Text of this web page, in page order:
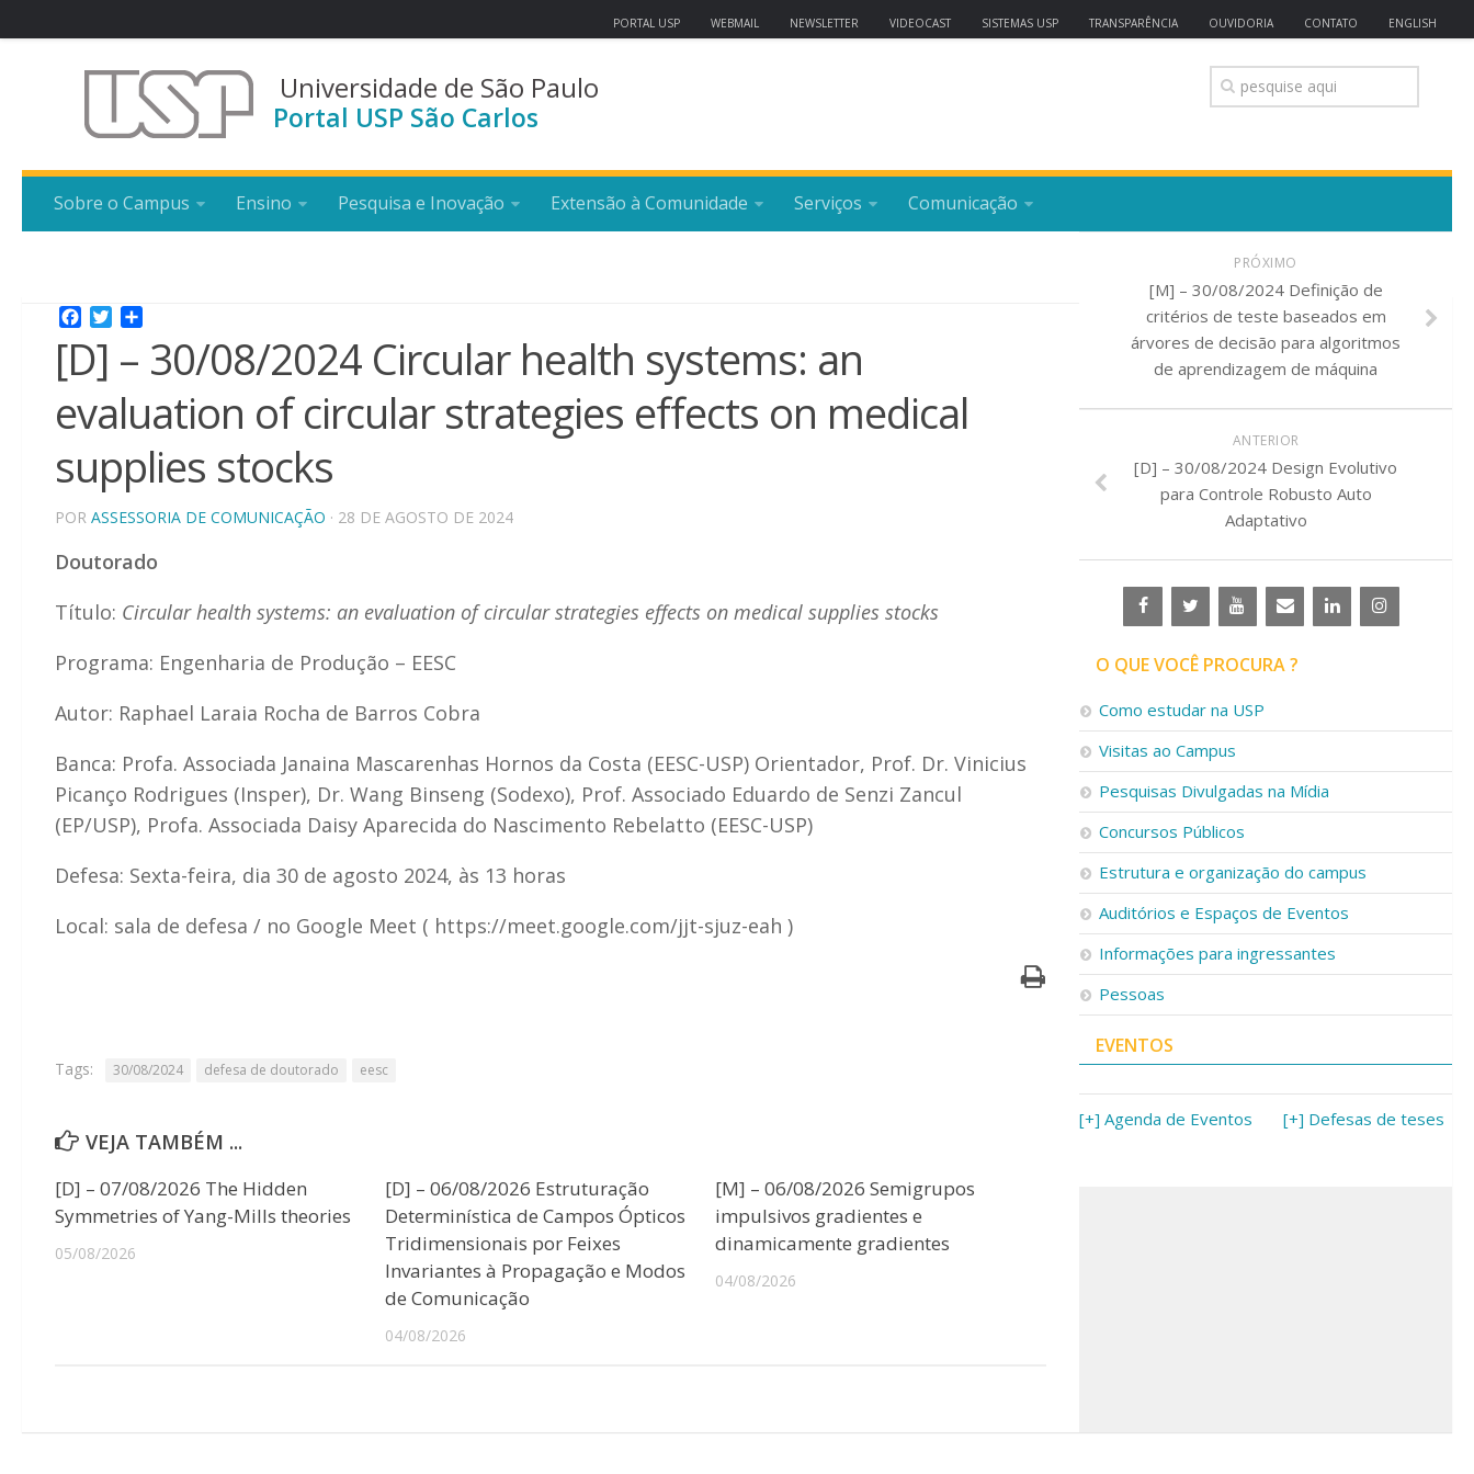
PORTAL USP WEBMAIL NEWSLETTER VIDEOCAST SISTEMAS USP TRANSPARÊNCIA OUVIDORIA CONTATO ENGLISH
Universidade de São Paulo
Portal USP São Carlos
Sobre o Campus Ensino Pesquisa e Inovação Extensão à Comunidade Serviços Comunicação
Facebook
Twitter
[D] – 30/08/2024 Circular health systems: an
evaluation of circular strategies effects on medical
supplies stocks
POR ASSESSORIA DE COMUNICAÇÃO · 28 DE AGOSTO DE 2024
Doutorado
Título: Circular health systems: an evaluation of circular strategies effects on medical supplies stocks
Programa: Engenharia de Produção – EESC
Autor: Raphael Laraia Rocha de Barros Cobra
Banca: Profa. Associada Janaina Mascarenhas Hornos da Costa (EESC-USP) Orientador, Prof. Dr. Vinicius
Picanço Rodrigues (Insper), Dr. Wang Binseng (Sodexo), Prof. Associado Eduardo de Senzi Zancul
(EP/USP), Profa. Associada Daisy Aparecida do Nascimento Rebelatto (EESC-USP)
Defesa: Sexta-feira, dia 30 de agosto 2024, às 13 horas
Local: sala de defesa / no Google Meet ( https://meet.google.com/jjt-sjuz-eah )
Tags: 30/08/2024 defesa de doutorado eesc
VEJA TAMBÉM ...
[D] – 07/08/2026 The Hidden
Symmetries of Yang-Mills theories
05/08/2026
[D] – 06/08/2026 Estruturação
Determinística de Campos Ópticos
Tridimensionais por Feixes
Invariantes à Propagação e Modos
de Comunicação
04/08/2026
[M] – 06/08/2026 Semigrupos
impulsivos gradientes e
dinamicamente gradientes
04/08/2026
PRÓXIMO
[M] – 30/08/2024 Definição de
critérios de teste baseados em
árvores de decisão para algoritmos
de aprendizagem de máquina
ANTERIOR
[D] – 30/08/2024 Design Evolutivo
para Controle Robusto Auto
Adaptativo
O QUE VOCÊ PROCURA ?
Como estudar na USP
Visitas ao Campus
Pesquisas Divulgadas na Mídia
Concursos Públicos
Estrutura e organização do campus
Auditórios e Espaços de Eventos
Informações para ingressantes
Pessoas
EVENTOS
[+] Agenda de Eventos [+] Defesas de teses